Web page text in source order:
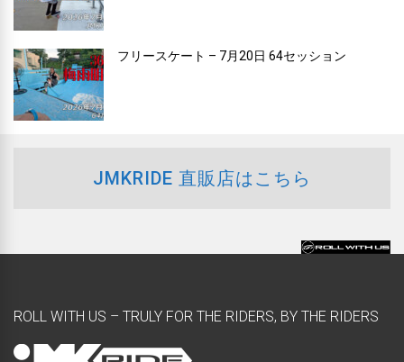
フリースケート – 7月20日 64セッション
JMKRIDE 直販店はこちら
ROLL WITH US – TRULY FOR THE RIDERS, BY THE RIDERS